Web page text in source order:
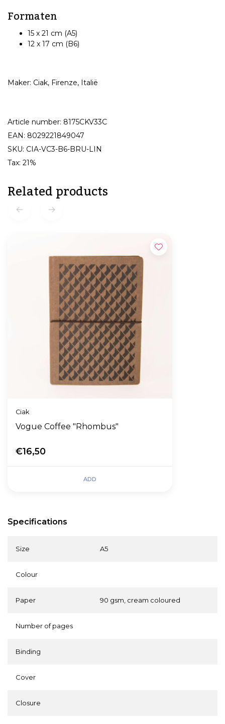
Formaten
15 x 21 cm (A5)
12 x 17 cm (B6)
Maker: Ciak, Firenze, Italië
Article number: 8175CKV33C
EAN: 8029221849047
SKU: CIA-VC3-B6-BRU-LIN
Tax: 21%
Specifications
Size A5
Colour
Paper 90 gsm, cream coloured
Number of pages
Binding
Cover
Closure
Related products
Ciak
Vogue Coffee "Rhombus"
€16,50
ADD